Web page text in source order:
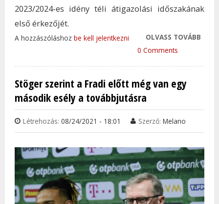
2023/2024-es idény téli átigazolási időszakának
első érkezőjét.
OLVASS TOVÁBB
A hozzászóláshoz be kell jelentkezni
0 Comments
Stöger szerint a Fradi előtt még van egy
második esély a továbbjutásra
Létrehozás: 08/24/2021 - 18:01 Szerző: Melano